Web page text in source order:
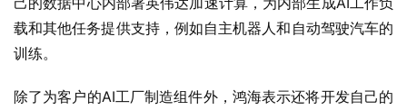
载和其他任务提供支持，例如自主机器人和自动驾驶汽车的
训练。
除了为客户的AI工厂制造组件外，鸿海表示还将开发自己的